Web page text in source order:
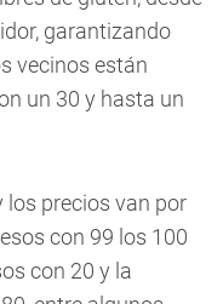
garantizando
vecinos están
un 30 y hasta un
los precios van por
con 99 los 100
con 20 y la